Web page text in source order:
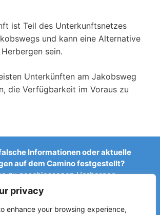
privacy
enhance your browsing experience,
ist Teil des Unterkunftsnetzes
und kann eine Alternative
sein.
Unterkünften am Jakobsweg
die Verfügbarkeit im Voraus zu
Informationen oder aktuelle
auf dem Camino festgestellt?
zu geschlossenen Herbergen,
Umleitungen, Bauarbeiten oder
helfen, den Reiseführer aktuell zu
halten.